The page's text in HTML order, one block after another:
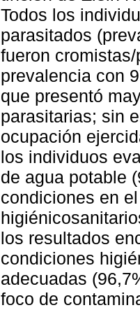
Todos los
parasitados
fueron
prevalencia con
que presentó
parasitarias; sin
ocupación
los individuos
de agua potable
condiciones en
los resultados
condiciones
adecuadas
foco de